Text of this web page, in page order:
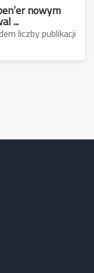
nowym
...
liczby publikacji